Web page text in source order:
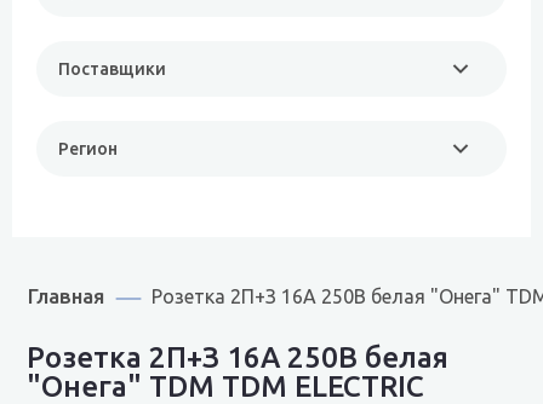
Поставщики
Регион
Главная Розетка 2П+З 16А 250В белая "Онега"
Розетка 2П+З 16А 250В белая
"Онега" TDM TDM ELECTRIC